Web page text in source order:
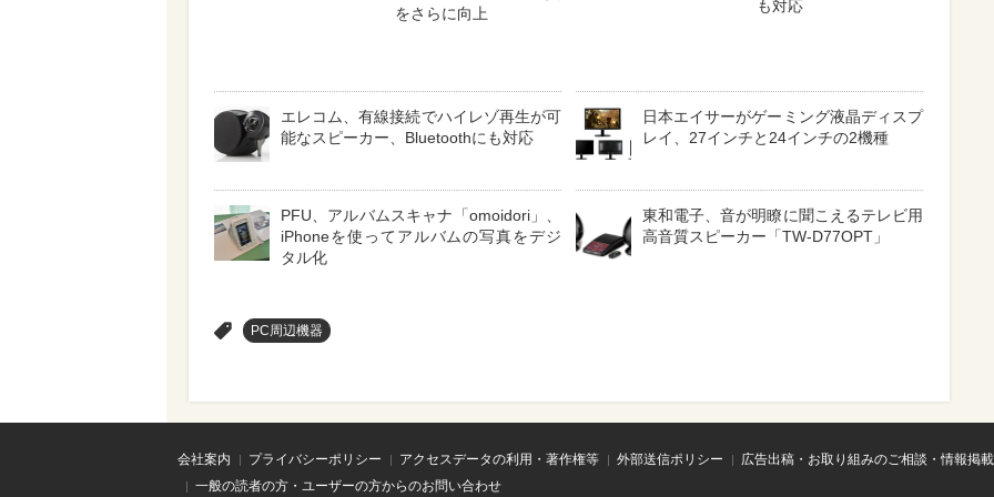
をさらに向上
も対応
エレコム、有線接続でハイレゾ再生が可
能なスピーカー、Bluetoothにも対応
日本エイサーがゲーミング液晶ディスプ
レイ、27インチと24インチの2機種
PFU、アルバムスキャナ「omoidori」、
iPhoneを使ってアルバムの写真をデジ
タル化
東和電子、音が明瞭に聞こえるテレビ用
高音質スピーカー「TW-D77OPT」
PC周辺機器
会社案内 プライバシーポリシー アクセスデータの利用・著作権等 外部送信ポリシー
広告出稿・お取り組みのご相談・情報掲
一般の読者の方・ユーザーの方からのお問い合わせ